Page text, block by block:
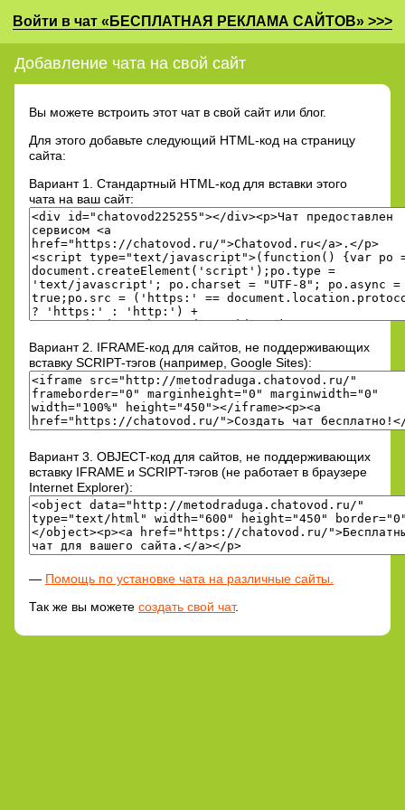
Войти в чат «БЕСПЛАТНАЯ РЕКЛАМА САЙТОВ» >>>
Добавление чата на свой сайт
Вы можете встроить этот чат в свой сайт или блог.
Для этого добавьте cледующий HTML-код на страницу
сайта:
Вариант 1. Стандартный HTML-код для вставки этого
чата на ваш сайт:
Вариант 2. IFRAME-код для сайтов, не поддерживающих
вставку SCRIPT-тэгов (например, Google Sites):
Вариант 3. OBJECT-код для сайтов, не поддерживающих
вставку IFRAME и SCRIPT-тэгов (не работает в браузере
Internet Explorer):
— Помощь по установке чата на различные сайты.
Так же вы можете создать свой чат.